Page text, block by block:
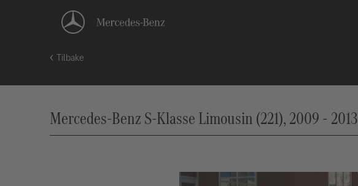
Tilbake
Mercedes-Benz S-Klasse Limousin (221), 2009 - 2013